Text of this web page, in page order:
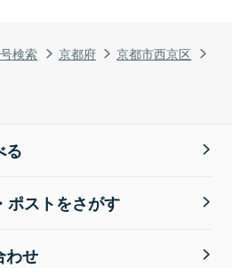
検索 京都府
京都市西京区
る
ポストをさがす
わせ